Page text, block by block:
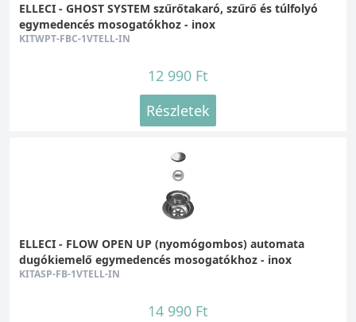
ELLECI - GHOST SYSTEM szűrőtakaró, szűrő és túlfolyó
egymedencés mosogatókhoz - inox
KITWPT-FBC-1VTELL-IN
12 990 Ft
Részletek
ELLECI - FLOW OPEN UP (nyomógombos) automata
dugókiemelő egymedencés mosogatókhoz - inox
KITASP-FB-1VTELL-IN
14 990 Ft